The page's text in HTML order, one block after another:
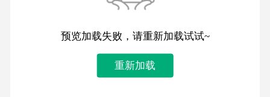
预览加载失败，请重新加载试试~
重新加载